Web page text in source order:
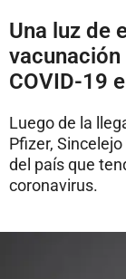
Una luz de
COVID-19
Luego de la
Pfizer,
del país que
coronavirus.